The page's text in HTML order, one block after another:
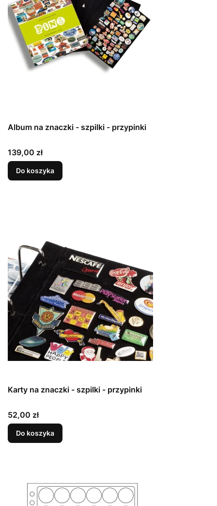
Album na znaczki - szpilki - przypinki
Cena
139,00 zł
Do koszyka
Karty na znaczki - szpilki - przypinki
Cena
52,00 zł
Do koszyka